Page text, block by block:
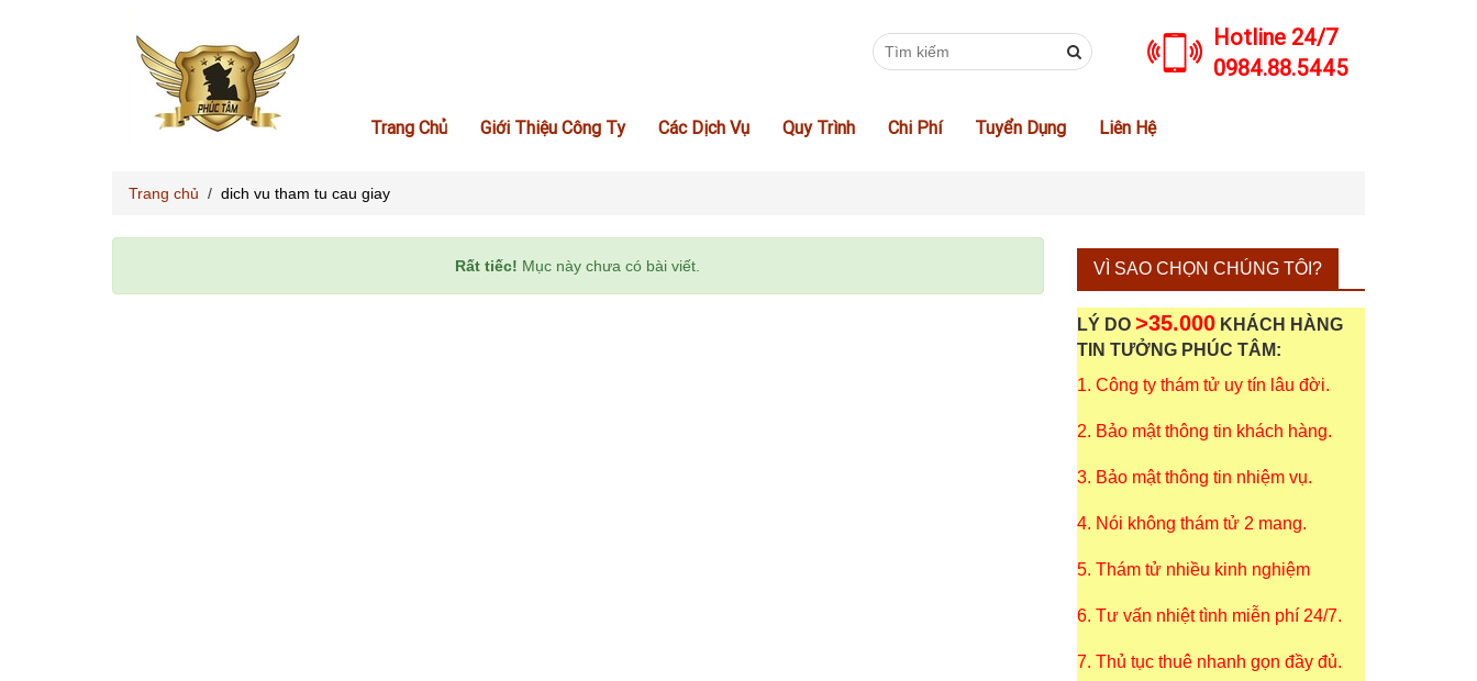
Hotline 24/7
0984.88.5445
Trang Chủ Giới Thiệu Công Ty Các Dịch Vụ Quy Trình Chi Phí Tuyển Dụng Liên Hệ
Trang chủ / dich vu tham tu cau giay
Rất tiếc! Mục này chưa có bài viết. VÌ SAO CHỌN CHÚNG TÔI?
LÝ DO >35.000KHÁCH HÀNG
TIN TƯỞNG PHÚC TÂM:
1. Công ty thám tử uy tín lâu đời.
2. Bảo mật thông tin khách hàng.
3. Bảo mật thông tin nhiệm vụ.
4. Nói không thám tử 2 mang.
5. Thám tử nhiều kinh nghiệm
6. Tư vấn nhiệt tình miễn phí 24/7.
7. Thủ tục thuê nhanh gọn đầy đủ.